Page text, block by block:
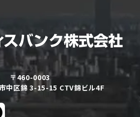
〒460-0003
中区錦 3-15-15 CTV錦ビル4F